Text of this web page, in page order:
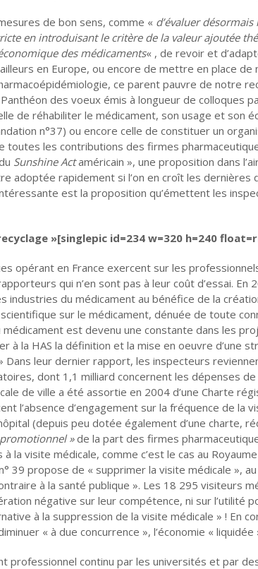
de bon sens, comme « d’évaluer
en introduisant le critère de la valeur ajoutée
des médicaments« , de revoir et
en Europe, ou encore de mettre en place de
ce parent pauvre de notre
des voeux émis à longueur de colloques
de réhabiliter le médicament, son usage et son
n°37) ou encore celle de constituer un
toutes les contributions des firmes
Sunshine Actaméricain », une proposition dans
adoptée rapidement si l’on en croît les dernières
est la proposition qu’émettent les
»[singlepic id=234 w=320 h=240
opérant en France exercent sur les
qui n’en sont pas à leur coût d’essai.
industries du médicament au bénéfice de la
sur le médicament, dénuée de toute
est devenu une constante dans les
à la HAS la définition et la mise en oeuvre d’une
leur dernier rapport, les inspecteurs
dont 1,1 milliard concernent les dépenses
de ville a été assortie en 2004 d’une Charte
l’absence d’engagement sur la fréquence de la
(depuis peu dotée également d’une charte,
»de la part des firmes
la visite médicale, comme c’est le cas au
39 propose de « supprimer la visite médicale »,
à la santé publique ». Les 18 295 visiteurs
négative sur leur compétence, ni sur l’utilité
à la suppression de la visite médicale » ! En
« à due concurrence », l’économie «
professionnel continu par les universités et par